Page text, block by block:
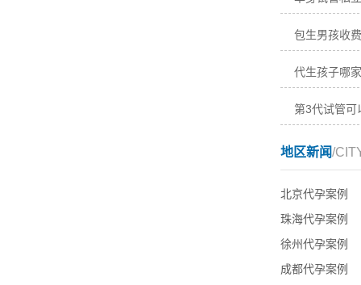
地区新闻/
北京代孕案例
珠海代孕案例
徐州代孕案例
成都代孕案例